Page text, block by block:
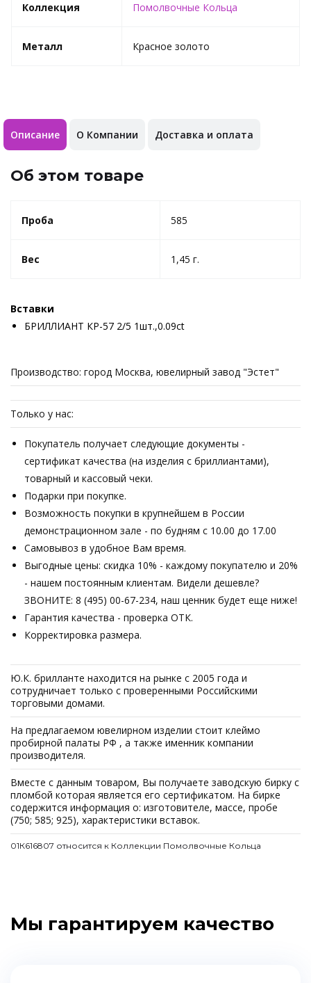
Коллекция Помолвочные Кольца
Металл Красное золото
Описание О Компании Доставка и оплата
Об этом товаре
Проба 585
Вес 1,45 г.
Вставки
БРИЛЛИАНТ КР-57 2/5 1шт.,0.09ct
Производство: город Москва, ювелирный завод "Эстет"
Только у нас:
Покупатель получает следующие документы -
сертификат качества (на изделия с бриллиантами),
товарный и кассовый чеки.
Подарки при покупке.
Возможность покупки в крупнейшем в России
демонстрационном зале - по будням с 10.00 до 17.00
Самовывоз в удобное Вам время.
Выгодные цены: скидка 10% - каждому покупателю и 20%
- нашем постоянным клиентам. Видели дешевле?
ЗВОНИТЕ: 8 (495) 00-67-234, наш ценник будет еще ниже!
Гарантия качества - проверка ОТК.
Корректировка размера.
Ю.К. брилланте находится на рынке с 2005 года и
сотрудничает только с проверенными Российскими
торговыми домами.
На предлагаемом ювелирном изделии стоит клеймо
пробирной палаты РФ , а также именник компании
производителя.
Вместе с данным товаром, Вы получаете заводскую бирку с
пломбой которая является его сертификатом. На бирке
содержится информация о: изготовителе, массе, пробе
(750; 585; 925), характеристики вставок.
01К616807 относится к Коллекции Помолвочные Кольца
Мы гарантируем качество